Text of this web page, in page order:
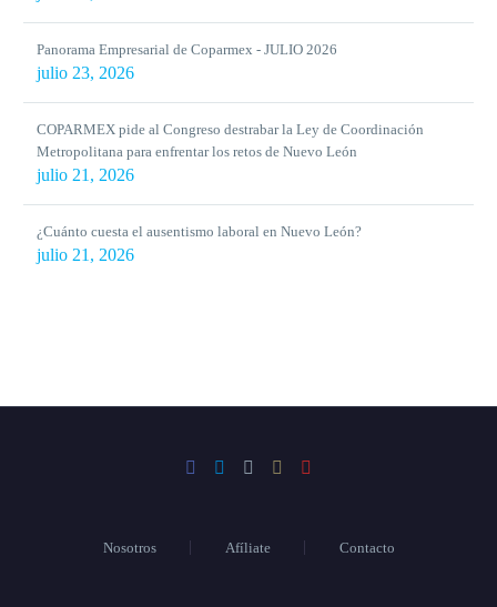
Panorama Empresarial de Coparmex - JULIO 2026
julio 23, 2026
COPARMEX pide al Congreso destrabar la Ley de Coordinación
Metropolitana para enfrentar los retos de Nuevo León
julio 21, 2026
¿Cuánto cuesta el ausentismo laboral en Nuevo León?
julio 21, 2026
Nosotros Afíliate Contacto